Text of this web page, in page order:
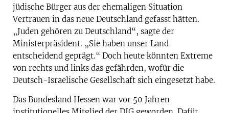
jüdische Bürger aus der ehemaligen Situation
Vertrauen in das neue Deutschland gefasst hätten.
„Juden gehören zu Deutschland“, sagte der
Ministerpräsident. „Sie haben unser Land
entscheidend geprägt.“ Doch heute könnten Extreme
von rechts und links das gefährden, wofür die
Deutsch-Israelische Gesellschaft sich eingesetzt habe.
Das Bundesland Hessen war vor 50 Jahren